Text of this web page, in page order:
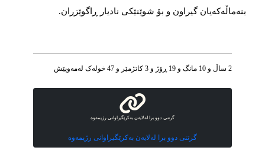
بنەماڵەكەیان گیراون و بۆ شوێنێکی نادیار ڕاگوێزران.
2 ساڵ و 10 مانگ و 19 ڕۆژ و 3 کاتژمێر و 47 خوله‌ک له‌مه‌وپێش‌
گرتنی دوو برا لەلایەن بەكرێگیراوانی رژیمەوە
گرتنی دوو برا لەلایەن بەكرێگیراوانی رژیمەوە